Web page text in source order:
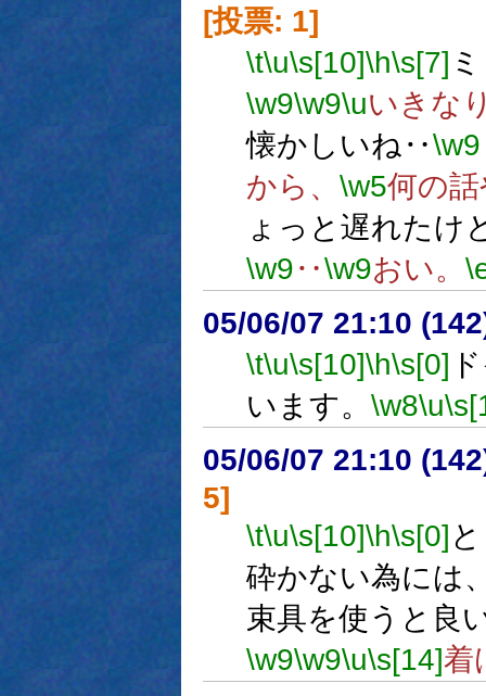
[投票: 1]
\t\u\s[10]\h\s[7]
\w9\w9\uいきな
懐かしいね‥\w9
から、 \w5何の
ょっと遅れたけ
\w9‥\w9おい。
05/06/07 21:10
\t\u\s[10]\h\s[0]
います。 \w8\u
05/06/07 21:10
5]
\t\u\s[10]\h\s[0]
砕かない為には
束具を使うと良
\w9\w9\u\s[14]着